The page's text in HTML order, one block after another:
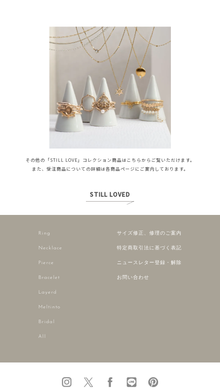
その他の「STILL LOVE」コレクション商品はこちらからご覧いただけます。
また、受注商品についての詳細は各商品ページにご案内しております。
STILL LOVED
Ring
Necklace
Pierce
Bracelet
Layerd
Meltinto
Bridal
All
サイズ修正、修理のご案内
特定商取引法に基づく表記
ニュースレター登録・解除
お問い合わせ